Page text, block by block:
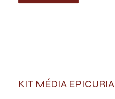
KIT MÉDIA